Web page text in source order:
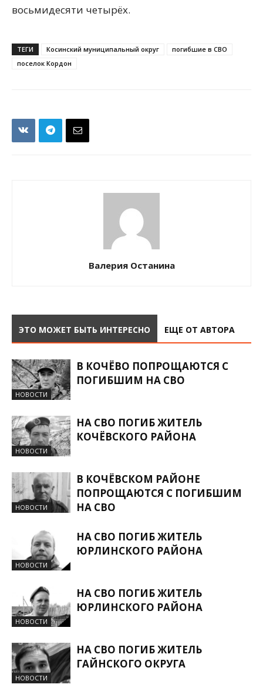
восьмидесяти четырёх.
ТЕГИ Косинский муниципальный округ
погибшие в СВО
поселок Кордон
Валерия Останина
ЭТО МОЖЕТ БЫТЬ ИНТЕРЕСНО ЕЩЕ ОТ АВТОРА
НОВОСТИ
В КОЧЁВО ПОПРОЩАЮТСЯ С
ПОГИБШИМ НА СВО
НОВОСТИ
НА СВО ПОГИБ ЖИТЕЛЬ
КОЧЁВСКОГО РАЙОНА
НОВОСТИ
В КОЧЁВСКОМ РАЙОНЕ
ПОПРОЩАЮТСЯ С ПОГИБШИМ
НА СВО
НОВОСТИ
НА СВО ПОГИБ ЖИТЕЛЬ
ЮРЛИНСКОГО РАЙОНА
НОВОСТИ
НА СВО ПОГИБ ЖИТЕЛЬ
ЮРЛИНСКОГО РАЙОНА
НОВОСТИ
НА СВО ПОГИБ ЖИТЕЛЬ
ГАЙНСКОГО ОКРУГА